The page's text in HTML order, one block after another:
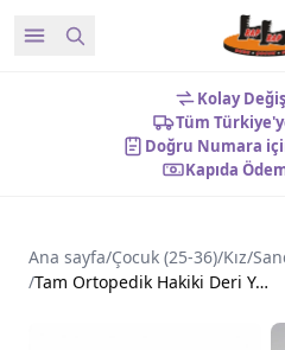
Kolay
Tüm
Doğru Numara
Kapıda
Ana sayfa/Çocuk (25-36)/Kız/
/
Tam Ortopedik Hakiki Deri Yarı Açık Kız Sandalet Gold